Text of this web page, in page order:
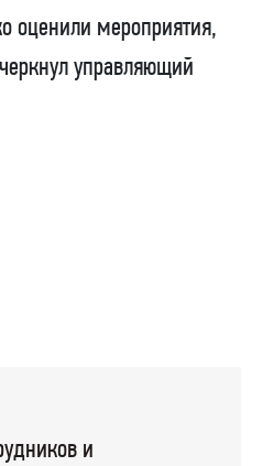
оценили мероприятия,
управляющий
и